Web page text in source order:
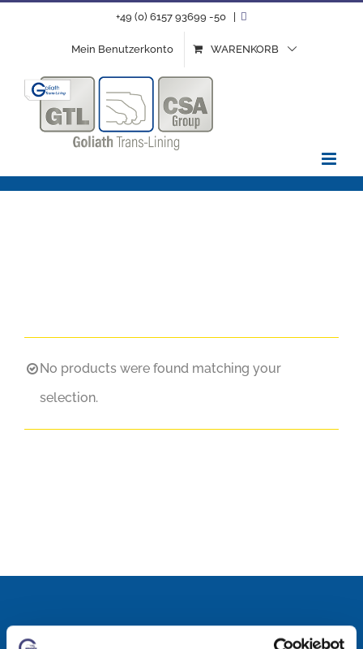
+49 (0) 6157 93699 -50
Mein Benutzerkonto WARENKORB
Laderaumschutz
No products were found matching your
selection.